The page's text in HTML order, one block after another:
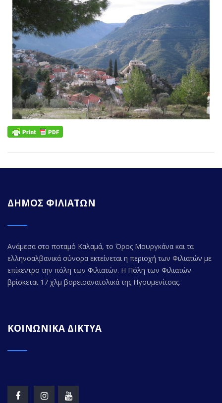
ΔΗΜΟΣ ΦΙΛΙΑΤΩΝ
Ανάμεσα στο ποταμό Καλαμά, το Όρος Μουργκάνα και τα
ελληνοαλβανικά σύνορα εκτείνεται η περιοχή των Φιλιατών με
επίκεντρο την πόλη των Φιλιατών. Η Πόλη των Φιλιατών
βρίσκεται 17 χλμ βορειοανατολικά της Ηγουμενίτσας.
ΚΟΙΝΩΝΙΚΑ ΔΙΚΤΥΑ